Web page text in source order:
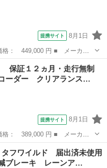
提携サイト 8月1日
■ グレード名： ＦＸ キー
プ 電動格納ミラー シートヒ
保証１２ヵ月・走行無制
ーダー クリアランス…
提携サイト 8月1日
グレード名： Ｌ 保証１２
ー クリアランスソナー レー
タフワイルド 届出済未使用
ブレーキ レーンア…